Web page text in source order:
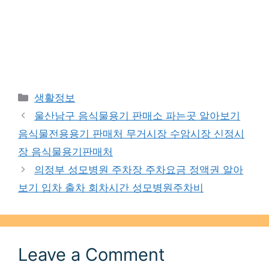
Categories
생활정보
울산남구 음식물용기 판매소 파는곳 알아보기
음식물전용용기 판매처 무거시장 수암시장 신정시
장 음식물용기판매처
의정부 성모병원 주차장 주차요금 정액권 알아
보기 입차 출차 회차시간 성모병원주차비
Leave a Comment